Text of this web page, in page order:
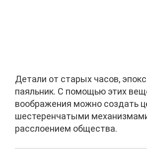
Детали от старых часов,
паяльник. С помощью этих
воображения можно создать
шестеренчатыми
расслоением общества.